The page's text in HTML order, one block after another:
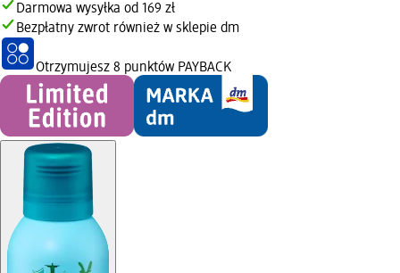
Darmowa wysyłka od 169 zł
Bezpłatny zwrot również w sklepie dm
Otrzymujesz 8 punktów PAYBACK